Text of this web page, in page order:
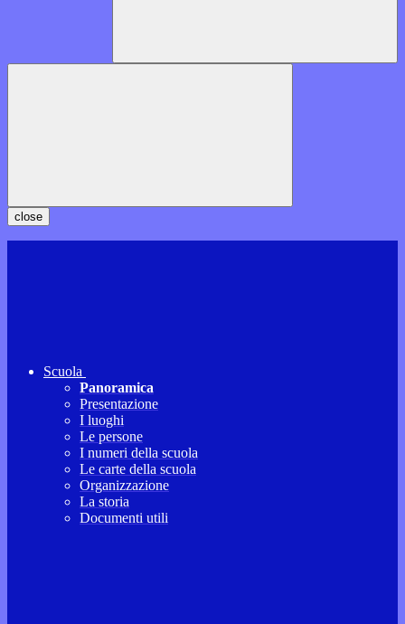
close
Scuola
Panoramica
Presentazione
I luoghi
Le persone
I numeri della scuola
Le carte della scuola
Organizzazione
La storia
Documenti utili